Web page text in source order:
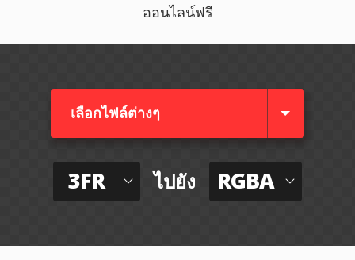
ออนไลน์ฟรี
เลือกไฟล์ต่างๆ​
3FR ไปยัง RGBA